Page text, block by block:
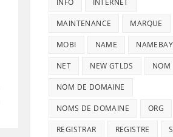
INFO INTERNET
MAINTENANCE MARQUE
MOBI NAME NAMEBAY
NET NEW GTLDS NOM
NOM DE DOMAINE
NOMS DE DOMAINE ORG
REGISTRAR REGISTRE